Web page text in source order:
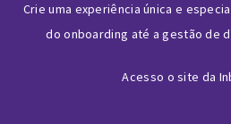
Crie uma experiência única e
do onboarding até a gestão de
Acesso o site da